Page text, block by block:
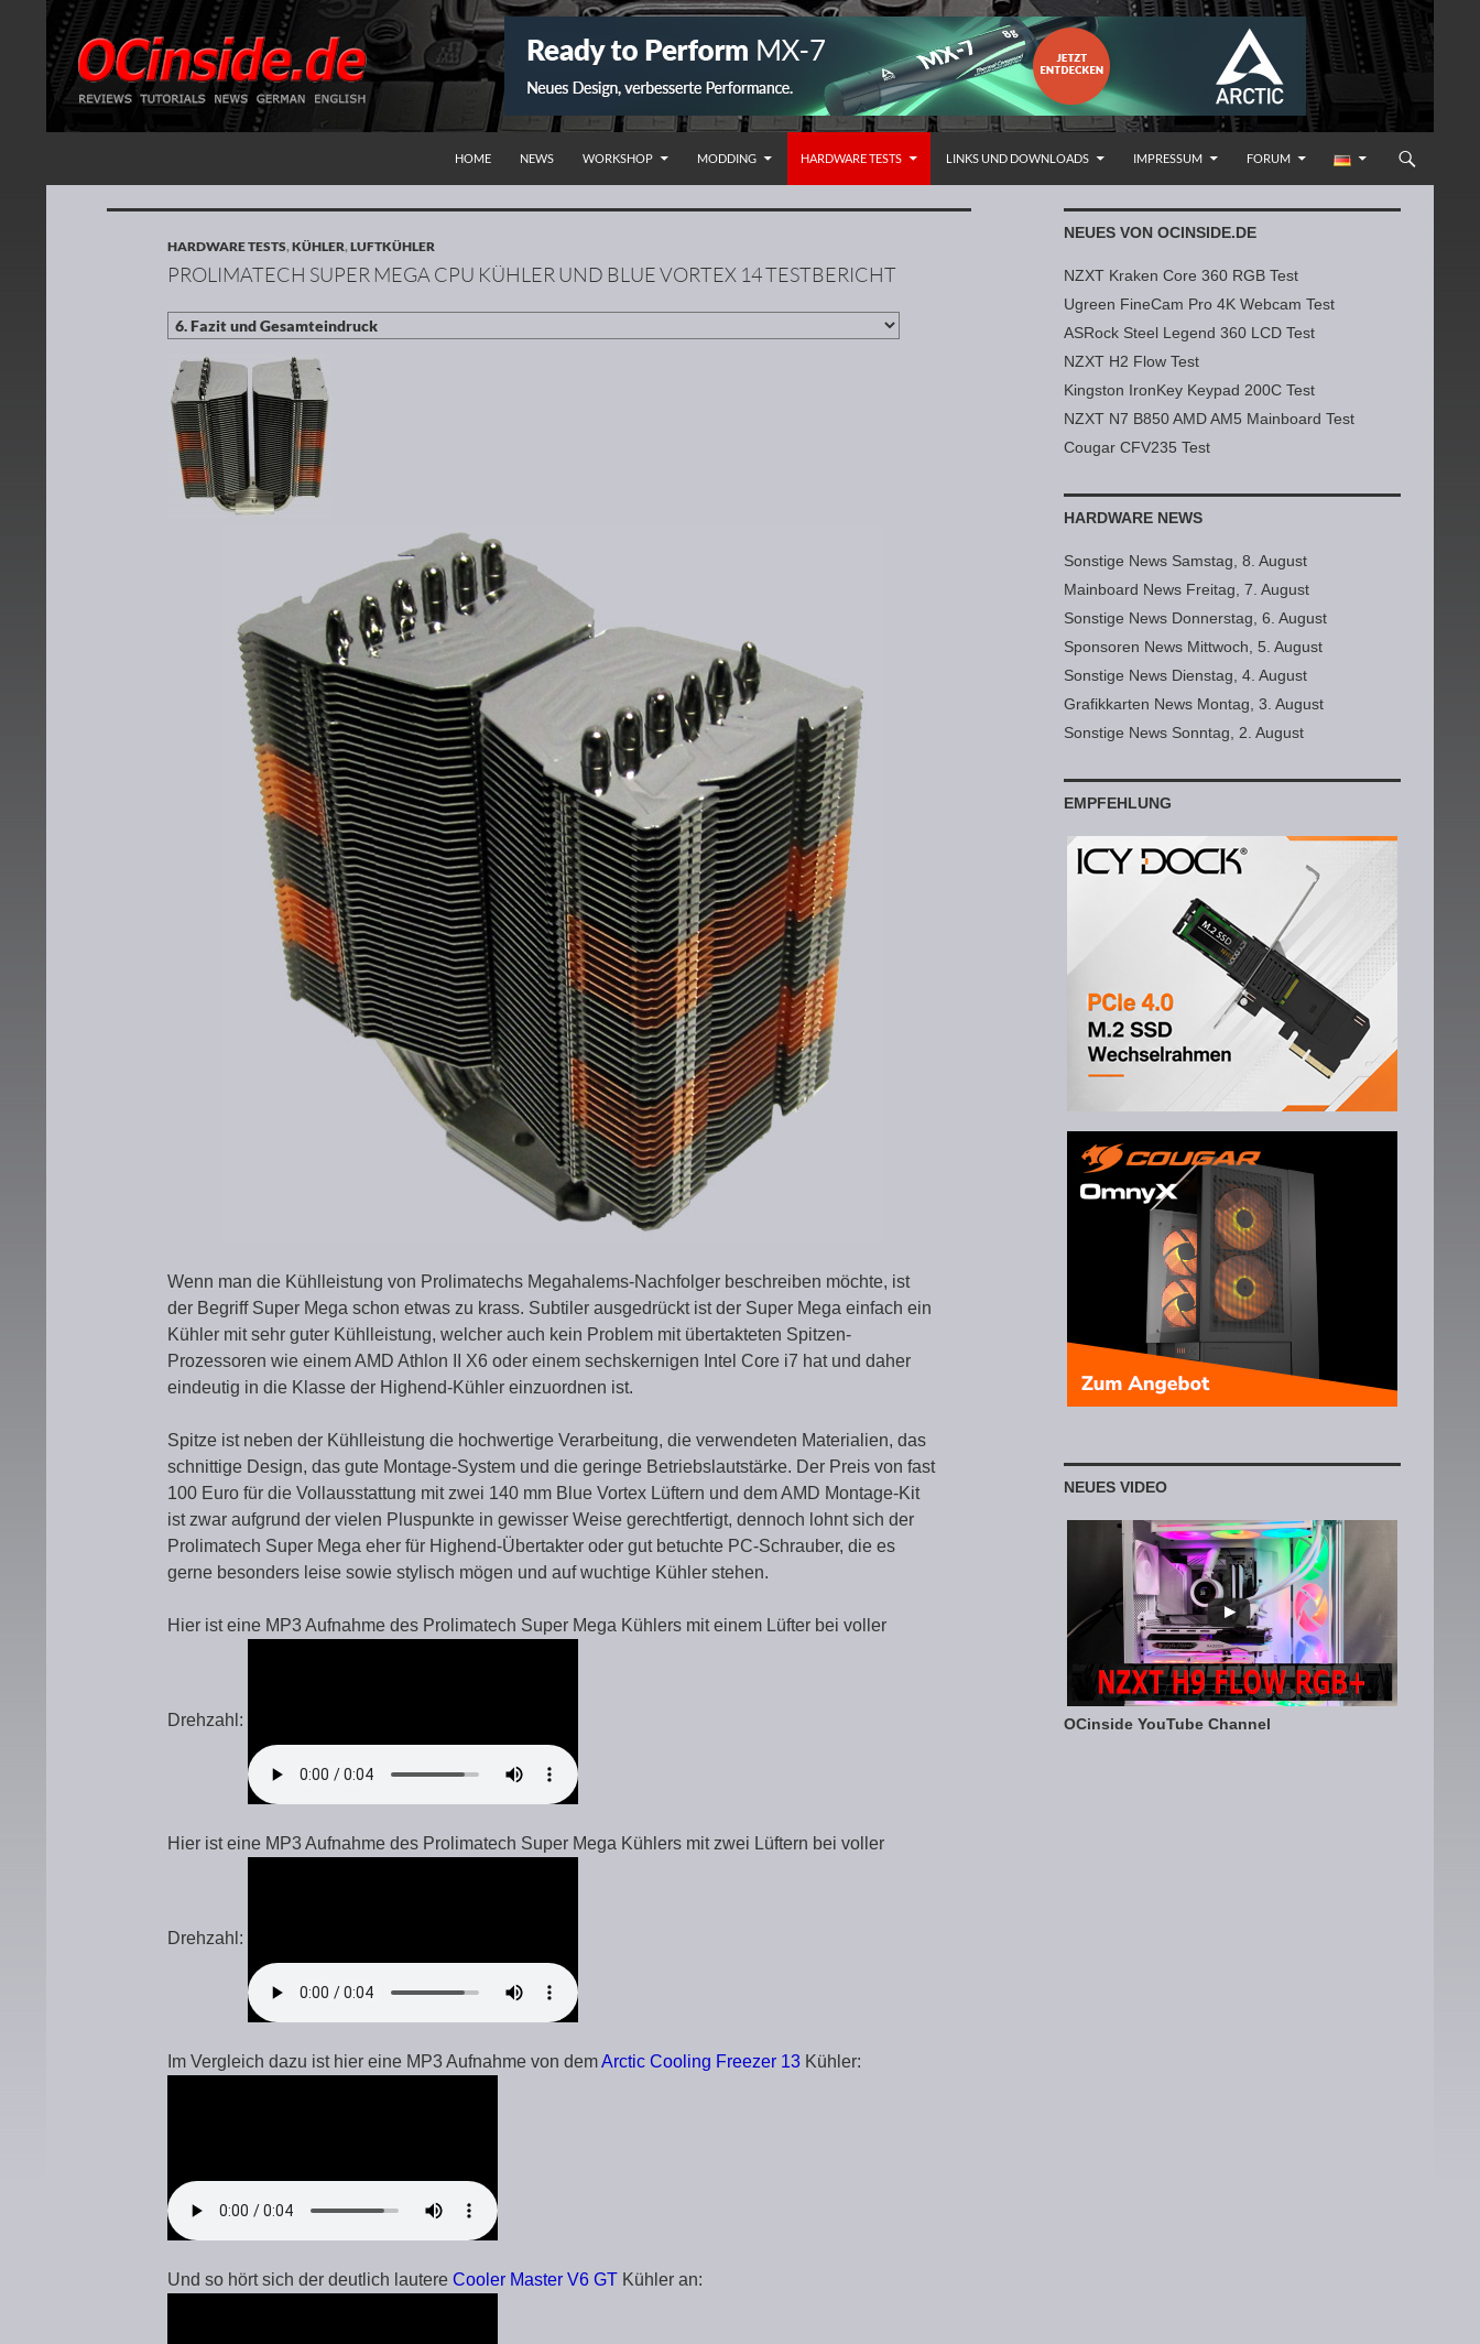
HOME
NEWS WORKSHOP MODDING HARDWARE TESTS LINKS UND DOWNLOADS IMPRESSUM FORUM
HARDWARE TESTS,KÜHLER,LUFTKÜHLER
PROLIMATECH SUPER MEGA CPU KÜHLER UND BLUE VORTEX 14 TESTBERICHT
Wenn man die Kühlleistung von Prolimatechs Megahalems-Nachfolger beschreiben möchte, ist
der Begriff Super Mega schon etwas zu krass. Subtiler ausgedrückt ist der Super Mega einfach ein
Kühler mit sehr guter Kühlleistung, welcher auch kein Problem mit übertakteten Spitzen-
Prozessoren wie einem AMD Athlon II X6 oder einem sechskernigen Intel Core i7 hat und daher
eindeutig in die Klasse der Highend-Kühler einzuordnen ist.
Spitze ist neben der Kühlleistung die hochwertige Verarbeitung, die verwendeten Materialien, das
schnittige Design, das gute Montage-System und die geringe Betriebslautstärke. Der Preis von fast
100 Euro für die Vollausstattung mit zwei 140 mm Blue Vortex Lüftern und dem AMD Montage-Kit
ist zwar aufgrund der vielen Pluspunkte in gewisser Weise gerechtfertigt, dennoch lohnt sich der
Prolimatech Super Mega eher für Highend-Übertakter oder gut betuchte PC-Schrauber, die es
gerne besonders leise sowie stylisch mögen und auf wuchtige Kühler stehen.
Hier ist eine MP3 Aufnahme des Prolimatech Super Mega Kühlers mit einem Lüfter bei voller
Drehzahl:
Hier ist eine MP3 Aufnahme des Prolimatech Super Mega Kühlers mit zwei Lüftern bei voller
Drehzahl:
Im Vergleich dazu ist hier eine MP3 Aufnahme von demArctic Cooling Freezer 13 Kühler:
Und so hört sich der deutlich lautere Cooler Master V6 GT Kühler an:
NEUES VON OCINSIDE.DE
NZXT Kraken Core 360 RGB Test
Ugreen FineCam Pro 4K Webcam Test
ASRock Steel Legend 360 LCD Test
NZXT H2 Flow Test
Kingston IronKey Keypad 200C Test
NZXT N7 B850 AMD AM5 Mainboard Test
Cougar CFV235 Test
HARDWARE NEWS
Sonstige News Samstag, 8. August
Mainboard News Freitag, 7. August
Sonstige News Donnerstag, 6. August
Sponsoren News Mittwoch, 5. August
Sonstige News Dienstag, 4. August
Grafikkarten News Montag, 3. August
Sonstige News Sonntag, 2. August
EMPFEHLUNG
NEUES VIDEO
OCinside YouTube Channel